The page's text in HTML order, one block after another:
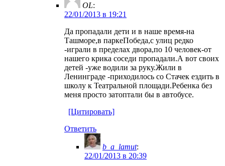
OL:
22/01/2013 в 19:21
Да пропадали дети и в наше время-на
Ташморе,в паркеПобеда,с улиц редко
-играли в пределах двора,по 10 человек-от
нашего крика соседи пропадали.А вот своих
детей -уже водили за руку.Жили в
Ленинграде -приходилось со Стачек ездить в
школу к Театральной площади.Ребенка без
меня просто затоптали бы в автобусе.
[Цитировать]
Ответить
b_a_lamut:
22/01/2013 в 20:39